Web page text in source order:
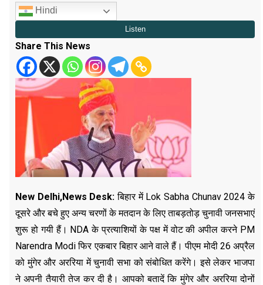
Hindi
Share This News
New Delhi,News Desk: बिहार में Lok Sabha Chunav 2024 के
दूसरे और बचे हुए अन्य चरणों के मतदान के लिए ताबड़तोड़ चुनावी जनसभाएं
शुरू हो गयी हैं। NDA के प्रत्याशियों के पक्ष में वोट की अपील करने PM
Narendra Modi फिर एकबार बिहार आने वाले हैं। पीएम मोदी 26 अप्रैल
को मुंगेर और अररिया में चुनावी सभा को संबोधित करेंगे। इसे लेकर भाजपा
ने अपनी तैयारी तेज कर दी है। आपको बतादें कि मुंगेर और अररिया दोनों